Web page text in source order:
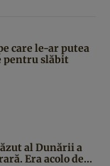
care le-ar putea
pentru slăbit
al Dunării a
Era acolo de...